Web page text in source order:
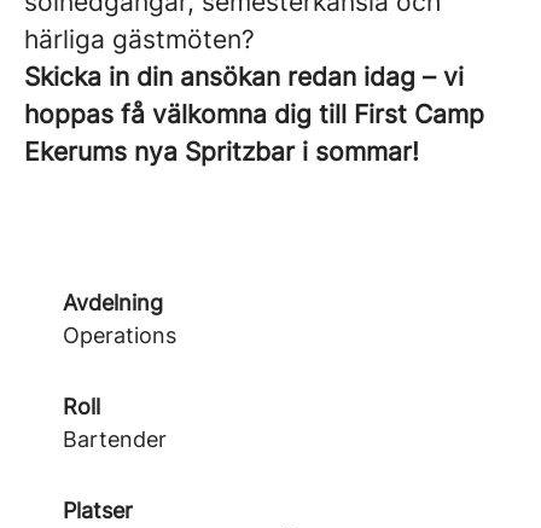
härliga gästmöten?
Skicka in din ansökan redan idag – vi
hoppas få välkomna dig till First Camp
Ekerums nya Spritzbar i sommar!
Avdelning
Operations
Roll
Bartender
Platser